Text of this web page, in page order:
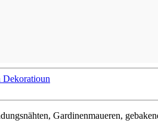
Gardinenmaueren,